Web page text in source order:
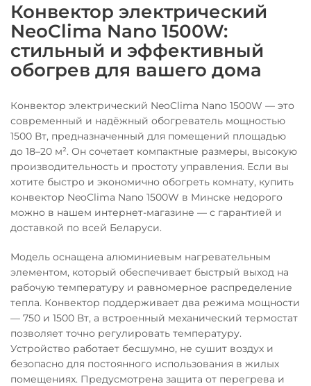
Конвектор электрический
NeoClima Nano 1500W:
стильный и эффективный
обогрев для вашего дома
Конвектор электрический NeoClima Nano 1500W — это
современный и надёжный обогреватель мощностью
1500 Вт, предназначенный для помещений площадью
до 18–20 м². Он сочетает компактные размеры, высокую
производительность и простоту управления. Если вы
хотите быстро и экономично обогреть комнату, купить
конвектор NeoClima Nano 1500W в Минске недорого
можно в нашем интернет-магазине — с гарантией и
доставкой по всей Беларуси.
Модель оснащена алюминиевым нагревательным
элементом, который обеспечивает быстрый выход на
рабочую температуру и равномерное распределение
тепла. Конвектор поддерживает два режима мощности
— 750 и 1500 Вт, а встроенный механический термостат
позволяет точно регулировать температуру.
Устройство работает бесшумно, не сушит воздух и
безопасно для постоянного использования в жилых
помещениях. Предусмотрена защита от перегрева и